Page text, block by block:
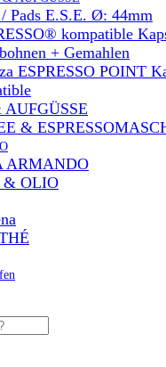
Pads E.S.E. Ø: 44mm
kompatible
+ Gemahlen
ESPRESSO POINT
&
ARMANDO
& OLIO